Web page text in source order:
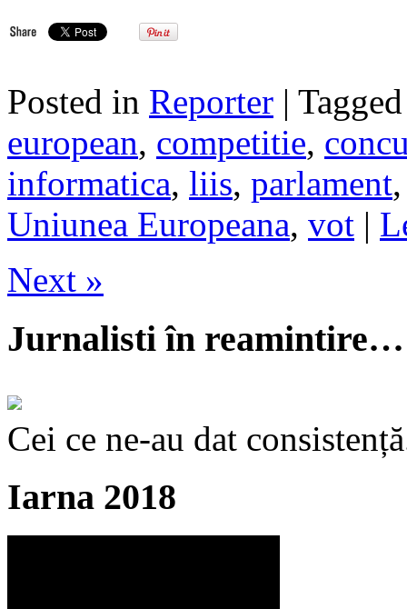
Posted in Reporter |
european, competitie,
informatica, liis, parlament
Uniunea Europeana, vot |
Next »
Jurnalisti în reamintire…
Cei ce ne-au dat
Iarna 2018